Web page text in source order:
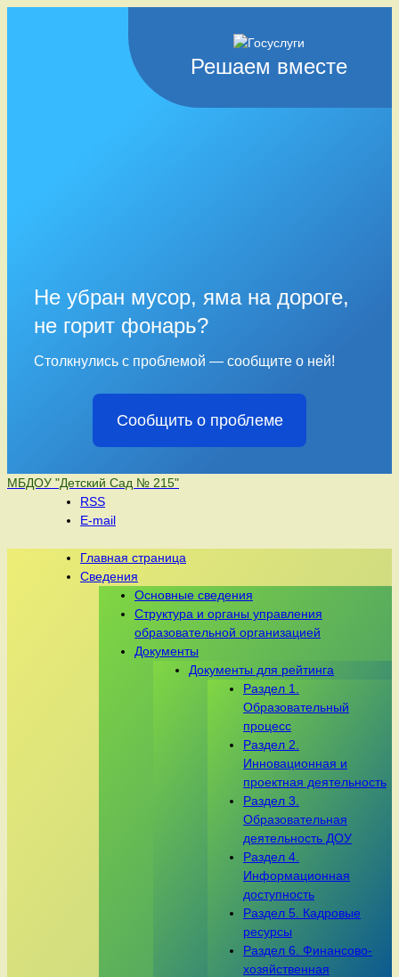
Решаем вместе
Не убран мусор, яма на дороге,
не горит фонарь?
Столкнулись с проблемой — сообщите о ней!
Сообщить о проблеме
Перейти
содержимому
МБДОУ "Детский Сад № 215"
RSS
E-mail
Главная страница
Сведения
Основные сведения
Структура и органы управления
образовательной организацией
Документы
Документы для рейтинга
Раздел 1.
Образовательный
процесс
Раздел 2.
Инновационная и
проектная деятельность
Раздел 3.
Образовательная
деятельность ДОУ
Раздел 4.
Информационная
доступность
Раздел 5. Кадровые
ресурсы
Раздел 6. Финансово-
хозяйственная